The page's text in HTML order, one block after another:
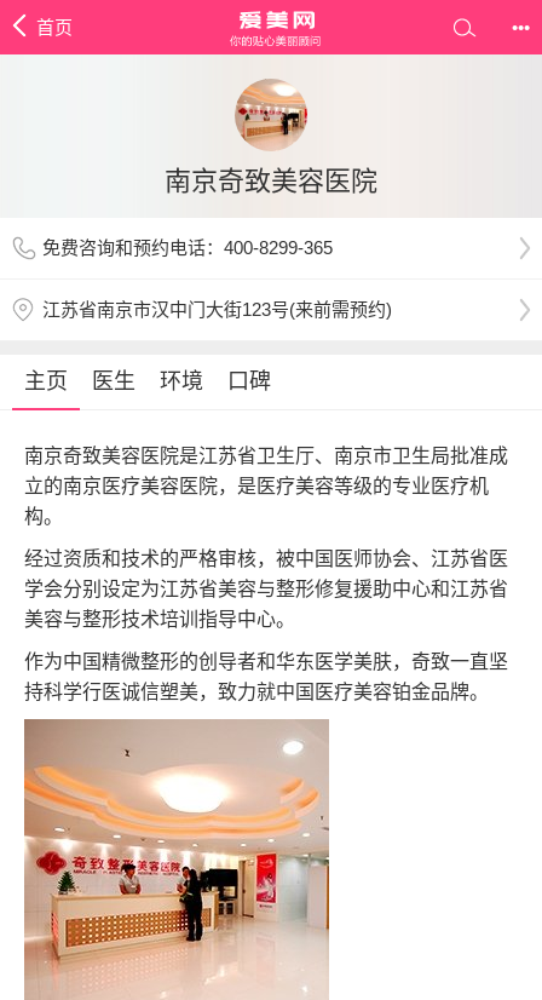
首页 •••
南京奇致美容医院
免费咨询和预约电话：400-8299-365
江苏省南京市汉中门大街123号(来前需预约)
主页 医生 环境 口碑
南京奇致美容医院是江苏省卫生厅、南京市卫生局批准成
立的南京医疗美容医院，是医疗美容等级的专业医疗机
构。
经过资质和技术的严格审核，被中国医师协会、江苏省医
学会分别设定为江苏省美容与整形修复援助中心和江苏省
美容与整形技术培训指导中心。
作为中国精微整形的创导者和华东医学美肤，奇致一直坚
持科学行医诚信塑美，致力就中国医疗美容铂金品牌。